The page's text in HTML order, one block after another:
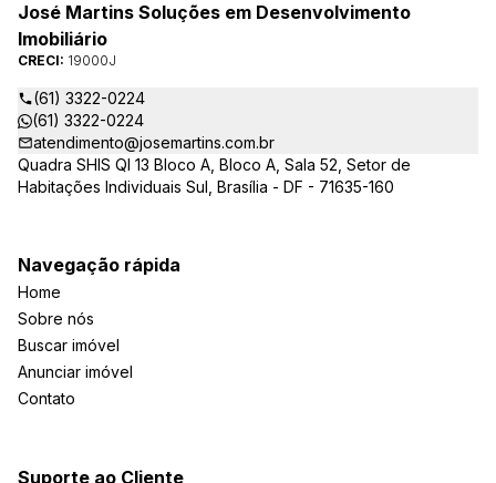
José Martins Soluções em Desenvolvimento
Imobiliário
CRECI: 19000J
(61) 3322-0224
(61) 3322-0224
atendimento@josemartins.com.br
Quadra SHIS QI 13 Bloco A, Bloco A, Sala 52, Setor de
Habitações Individuais Sul, Brasília - DF - 71635-160
Navegação rápida
Home
Sobre nós
Buscar imóvel
Anunciar imóvel
Contato
Suporte ao Cliente